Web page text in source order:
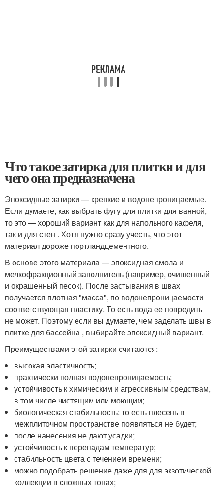
Что такое затирка для плитки и для
чего она предназначена
Эпоксидные затирки — крепкие и водонепроницаемые.
Если думаете, как выбрать фугу для плитки для ванной,
то это — хороший вариант как для напольного кафеля,
так и для стен . Хотя нужно сразу учесть, что этот
материал дороже портландцементного.
В основе этого материала — эпоксидная смола и
мелкофракционный заполнитель (например, очищенный
и окрашенный песок). После застывания в швах
получается плотная "масса", по водонепроницаемости
соответствующая пластику. То есть вода ее повредить
не может. Поэтому если вы думаете, чем заделать швы в
плитке для бассейна , выбирайте эпоксидный вариант.
Преимуществами этой затирки считаются:
высокая эластичность;
практически полная водонепроницаемость;
устойчивость к химическим и агрессивным средствам,
в том числе чистящим или моющим;
биологическая стабильность: то есть плесень в
межплиточном пространстве появляться не будет;
после нанесения не дают усадки;
устойчивость к перепадам температур;
стабильность цвета с течением времени;
можно подобрать решение даже для для экзотической
коллекции в сложных тонах;